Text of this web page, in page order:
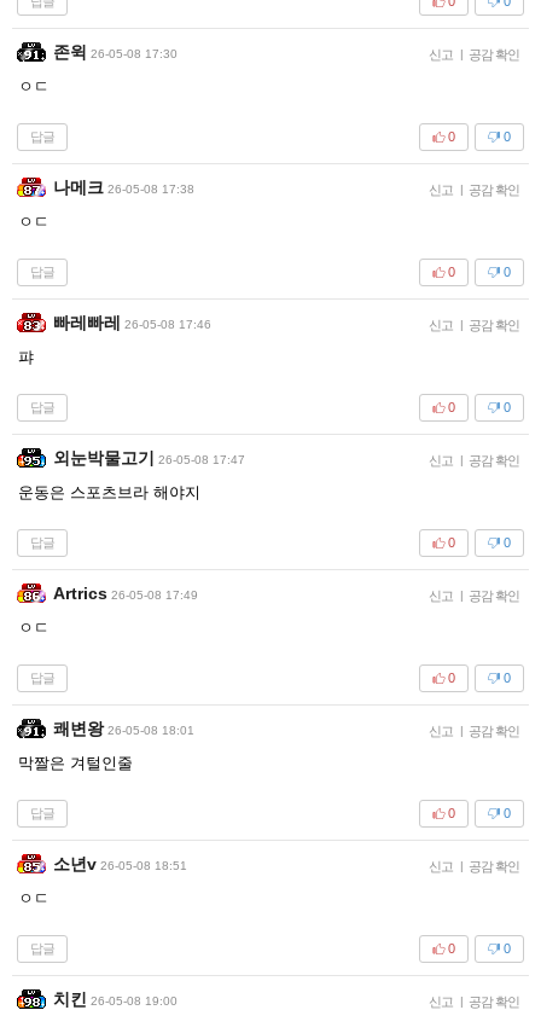
존윅 26-05-08 17:30 신고 | 공감 확인
ㅇㄷ
답글 0
0
나메크 26-05-08 17:38 신고 | 공감 확인
ㅇㄷ
답글 0
0
빠레빠레 26-05-08 17:46 신고 | 공감 확인
퍄
답글 0
0
외눈박물고기 26-05-08 17:47 신고 | 공감 확인
운동은 스포츠브라 해야지
답글 0
0
Artrics 26-05-08 17:49 신고 | 공감 확인
ㅇㄷ
답글 0
0
쾌변왕 26-05-08 18:01 신고 | 공감 확인
막짤은 겨털인줄
답글 0
0
소년v 26-05-08 18:51 신고 | 공감 확인
ㅇㄷ
답글 0
0
치킨 26-05-08 19:00 신고 | 공감 확인